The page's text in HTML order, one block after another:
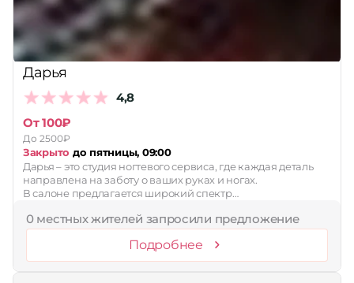
Дарья
4,8
От 100₽
До 2500₽
Закрыто до пятницы, 09:00
Дарья – это студия ногтевого сервиса, где каждая деталь
направлена на заботу о ваших руках и ногах.
В салоне предлагается широкий спектр…
0 местных жителей запросили предложение
Подробнее